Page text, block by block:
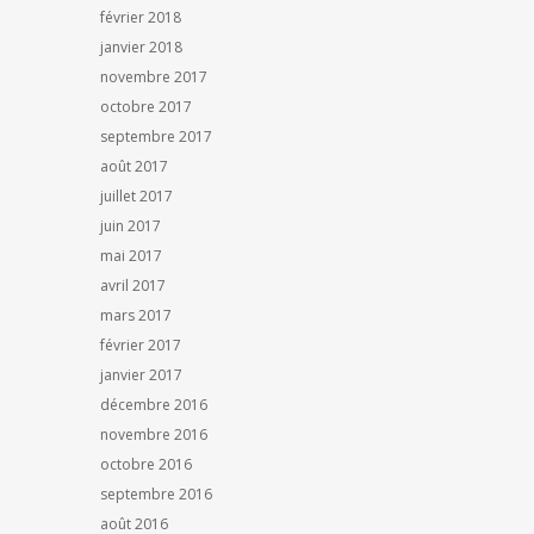
février 2018
janvier 2018
novembre 2017
octobre 2017
septembre 2017
août 2017
juillet 2017
juin 2017
mai 2017
avril 2017
mars 2017
février 2017
janvier 2017
décembre 2016
novembre 2016
octobre 2016
septembre 2016
août 2016